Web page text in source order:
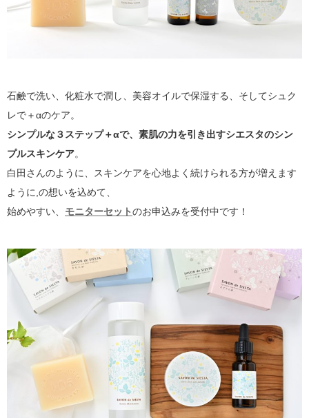
石鹸で洗い、化粧水で潤し、美容オイルで保湿する、そしてシュク
レで＋αのケア。
シンプルな３ステップ＋αで、素肌の力を引き出すシエスタのシン
プルスキンケア。
白田さんのように、スキンケアを心地よく続けられる方が増えます
ように,の想いを込めて、
始めやすい、 モニターセットのお申込みを受付中です！